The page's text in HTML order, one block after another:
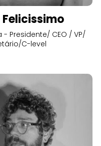
- Presidente/ CEO / VP/
C-level